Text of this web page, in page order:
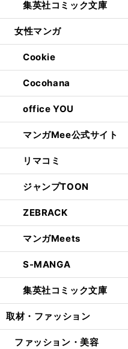
集英社コミック文庫
女性マンガ
Cookie
Cocohana
office YOU
マンガMee公式サイト
リマコミ
ジャンプTOON
ZEBRACK
マンガMeets
S-MANGA
集英社コミック文庫
取材・ファッション
ファッション・美容